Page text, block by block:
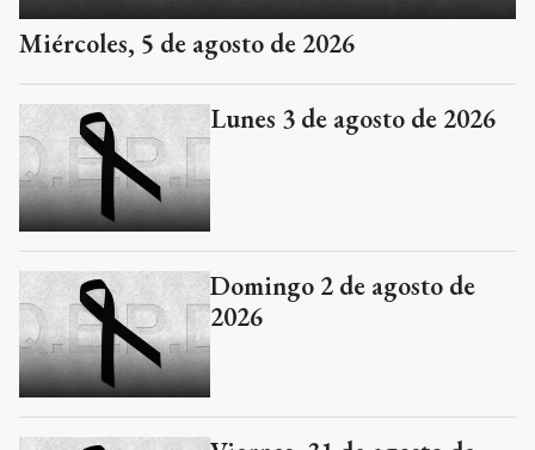
Miércoles, 5 de agosto de 2026
Lunes 3 de agosto de 2026
Domingo 2 de agosto de
2026